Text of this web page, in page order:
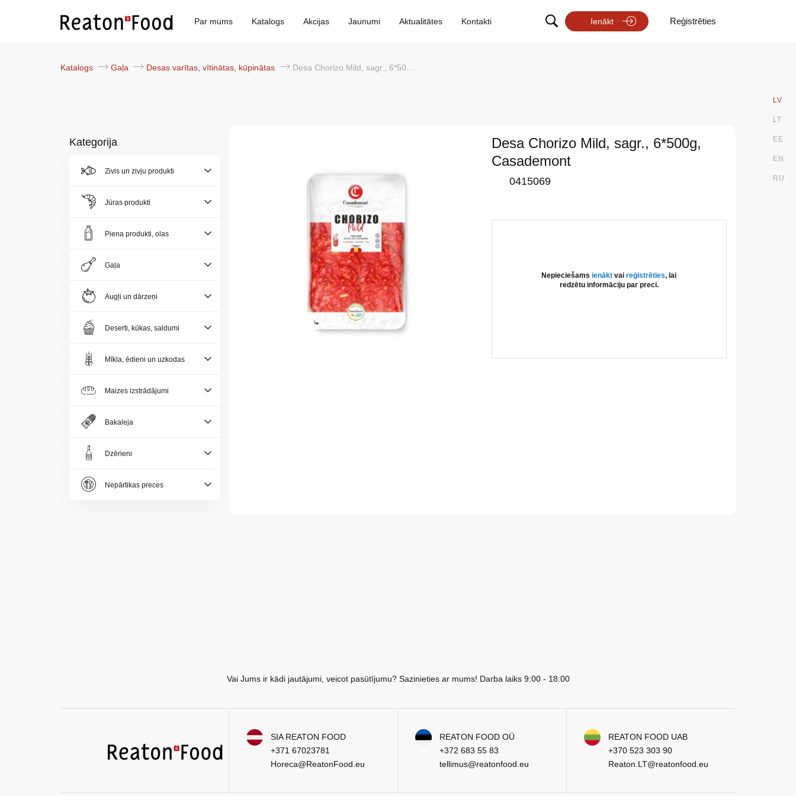
LV
LT
EE
EN
RU
Par mums Katalogs Akcijas Jaunumi Aktualitātes Kontakti Ienākt Reģistrēties
Katalogs Gaļa Desas varītas, vītinātas, kūpinātas Desa Chorizo Mild, sagr., 6*500g, Casademont
Kategorija
Zivis un zivju produkti
Jūras produkti
Piena produkti, olas
Gaļa
Augļi un dārzeņi
Deserti, kūkas, saldumi
Mīkla, ēdieni un uzkodas
Maizes izstrādājumi
Bakaleja
Dzērieni
Nepārtikas preces
Desa Chorizo Mild, sagr., 6*500g,
Casademont
0415069
Nepieciešamsienākt vaireģistrēties, lai
redzētu informāciju par preci.
Vai Jums ir kādi jautājumi, veicot pasūtījumu? Sazinieties ar mums! Darba laiks 9:00 - 18:00
SIA REATON FOOD
+371 67023781
Horeca@ReatonFood.eu
REATON FOOD OÜ
+372 683 55 83
tellimus@reatonfood.eu
REATON FOOD UAB
+370 523 303 90
Reaton.LT@reatonfood.eu